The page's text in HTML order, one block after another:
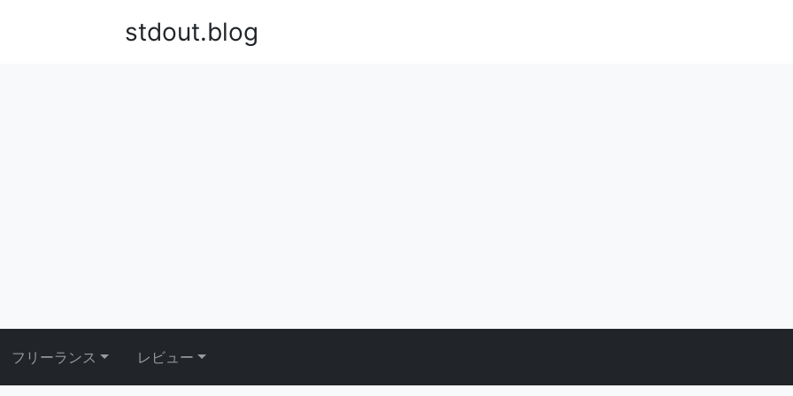
stdout.blog
フリーランス レビュー